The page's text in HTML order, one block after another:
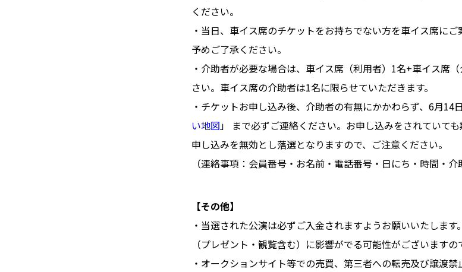
ください。
・当日、車イス席のチケットをお持ちでない方を車イス席にご
予めご了承ください。
・介助者が必要な場合は、車イス席（利用者）1名+車イス席
さい。車イス席の介助者は1名に限らせていただきます。
・チケットお申し込み後、介助者の有無にかかわらず、6月14
い地図」 まで必ずご連絡ください。お申し込みをされていて
申し込みを無効とし落選となりますので、ご注意ください。
（連絡事項：会員番号・お名前・電話番号・日にち・時間・介
【その他】
・当選された公演は必ずご入金されますようお願いいたしま
（プレゼント・観覧含む）に影響がでる可能性がございますの
・オークションサイト等での売買、第三者への転売及び譲渡